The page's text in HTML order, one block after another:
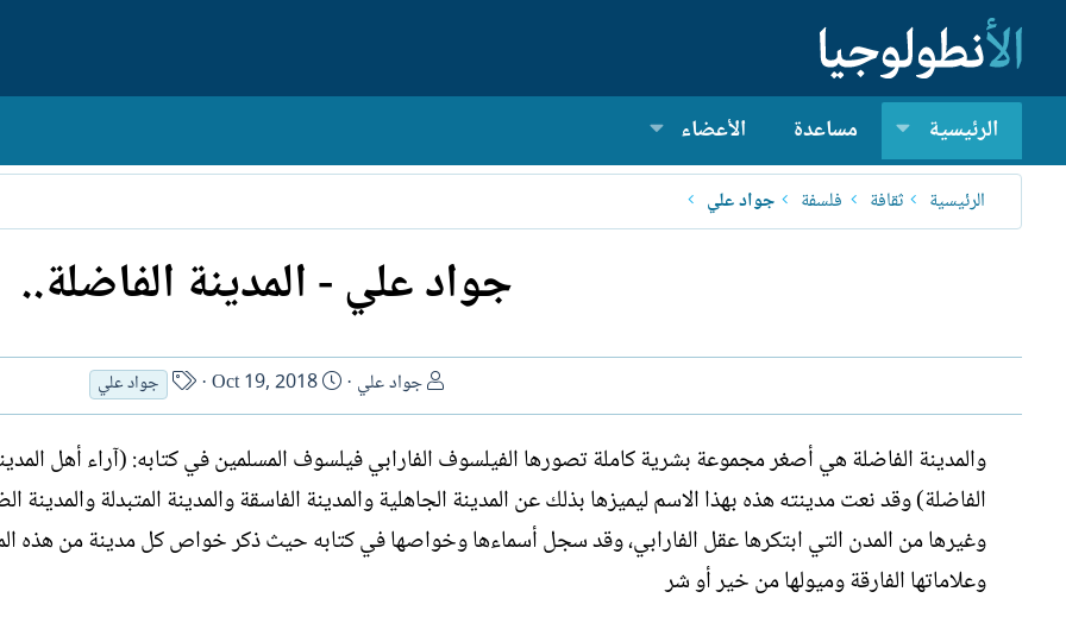
الرئيسية مساعدة الأعضاء
الرئيسية ثقافة فلسفة جواد علي
جواد علي - المدينة الفاضلة..
ا
ل
ا
ت
جواد علي
ت
ا
ي
خ
ل
Oct 19, 2018
ا
س
ا
ل
ك
جواد علي
والمدينة الفاضلة هي أصغر مجموعة بشرية كاملة تصورها الفيلسوف الفارابي فيلسوف المسلمين في كتابه: (آراء أهل
الفاضلة) وقد نعت مدينته هذه بهذا الاسم ليميزها بذلك عن المدينة الجاهلية والمدينة الفاسقة والمدينة المتبدلة والمدينة
وغيرها من المدن التي ابتكرها عقل الفارابي، وقد سجل أسماءها وخواصها في كتابه حيث ذكر خواص كل مدينة من هذه
وعلاماتها الفارقة وميولها من خير أو شر